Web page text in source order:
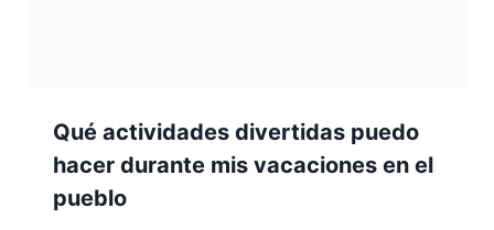
Qué actividades divertidas puedo
hacer durante mis vacaciones en el
pueblo